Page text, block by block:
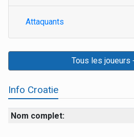
Attaquants
Tous les joueurs
Info Croatie
Nom complet: